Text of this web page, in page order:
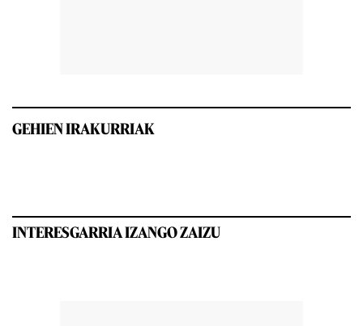
GEHIEN IRAKURRIAK
INTERESGARRIA IZANGO ZAIZU